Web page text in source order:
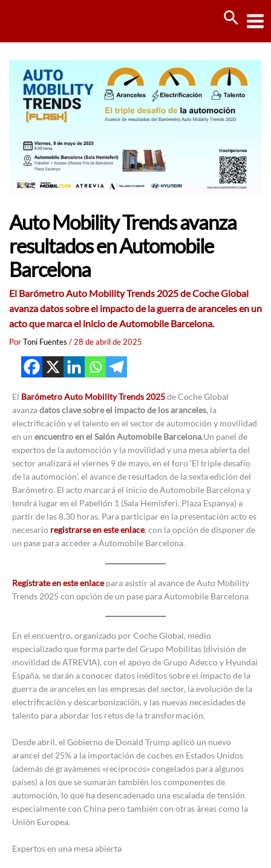
Auto Mobility Trends avanza
resultados en Automobile
Barcelona
El Barómetro Auto Mobility Trends 2025 de Coche Global
avanza datos sobre el impacto de la guerra de aranceles en un
acto que marca el inicio de Automobile Barcelona.
PorToni Fuentes / 28 de abril de 2025
El Barómetro Auto Mobility Trends 2025de Coche Global
avanzadatos clave sobre el impacto de los aranceles, la
electrificación y el talento en el sector de automoción y movilidad
en un encuentro en el Salón Automobile Barcelona.Un panel de
expertos de la automoción y la movilidad y una mesa abierta del
sector analizará el viernes 9 de mayo, en el foro ‘El triple desafío
de la automoción’, el avance de resultados de la sexta edición del
Barómetro. El acto marcará el inicio de Automobile Barcelona y
tendrá lugar en el Pabellón 1 (Sala Hemisferi, Plaza Espanya) a
partir de las 8.30 horas. Para participar en la presentación acto es
necesario registrarse en este enlace, con la opción de disponer de
un pase para acceder a Automobile Barcelona.
Regístrate en este enlacepara asistir al avance de Auto Mobility
Trends 2025 con opción de un pase para Automobile Barcelona
En el encuentro, organizado por Coche Global, medio
especializado que forma parte del Grupo Mobilitas (división de
movilidad de ATREVIA), con el apoyo de Grupo Adecco y Hyundai
España, se darán a conocer datos inéditos sobre el impacto de la
guerra de aranceles en las empresas del sector, la evolución de la
electrificación y descarbonización, y las nuevas necesidades de
talento para abordar los retos de la transformación.
Desde abril, el Gobierno de Donald Trump aplicó un nuevo
arancel del 25% a la importación de coches en Estados Unidos
(además de gravámenes «recíprocos» congelados para algunos
países) a los que se sumarán también los componentes de
automoción, lo que ha desencadenado una escalada de tensión
especialmente con China pero también con otras áreas como la
Unión Europea.
Expertos en una mesa abierta